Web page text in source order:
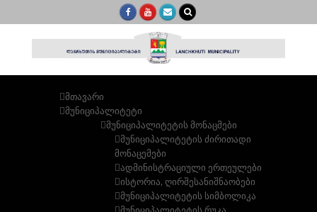
მთავარი
მუნიციპალიტეტი
მუნიციპალიტეტის მონაცმები
მუნიციპალიტეტის ძირითადი
მონაცემები
ადმინისტრაციული ერთეულები
ისტორია, ღირშესანიშნაობები
მუნიციპალიტეტის სიმბოლიკა